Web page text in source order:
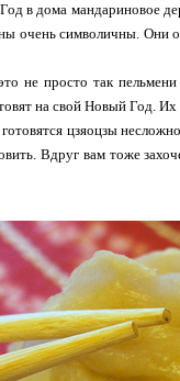
в дома мандариновое
очень символичны. Они
не просто так
на свой Новый Год.
цзяоцзы
Вдруг вам тоже